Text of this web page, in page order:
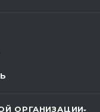
ОРГАНИЗАЦИИ